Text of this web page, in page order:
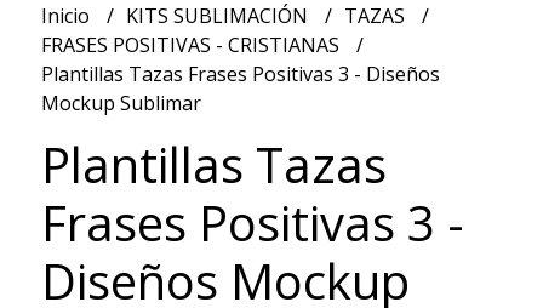
Inicio KITS SUBLIMACIÓN
TAZAS
FRASES POSITIVAS - CRISTIANAS
Plantillas Tazas Frases Positivas 3 - Diseños
Mockup Sublimar
Plantillas Tazas
Frases Positivas 3 -
Diseños Mockup